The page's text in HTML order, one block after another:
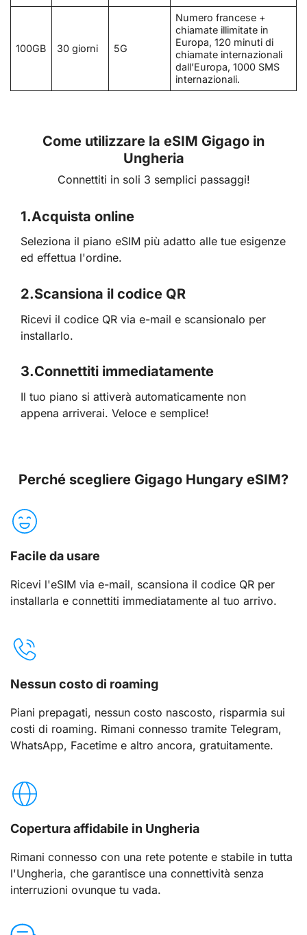
100GB 30 giorni 5G
Numero francese +
chiamate illimitate in
Europa, 120 minuti di
chiamate internazionali
dall’Europa, 1000 SMS
internazionali.
Come utilizzare la eSIM Gigago in
Ungheria
Connettiti in soli 3 semplici passaggi!
1.Acquista online
Seleziona il piano eSIM più adatto alle tue esigenze
ed effettua l'ordine.
2.Scansiona il codice QR
Ricevi il codice QR via e-mail e scansionalo per
installarlo.
3.Connettiti immediatamente
Il tuo piano si attiverà automaticamente non
appena arriverai. Veloce e semplice!
Perché scegliere Gigago Hungary eSIM?
Facile da usare
Ricevi l'eSIM via e-mail, scansiona il codice QR per
installarla e connettiti immediatamente al tuo arrivo.
Nessun costo di roaming
Piani prepagati, nessun costo nascosto, risparmia sui
costi di roaming. Rimani connesso tramite Telegram,
WhatsApp, Facetime e altro ancora, gratuitamente.
Copertura affidabile in Ungheria
Rimani connesso con una rete potente e stabile in tutta
l'Ungheria, che garantisce una connettività senza
interruzioni ovunque tu vada.